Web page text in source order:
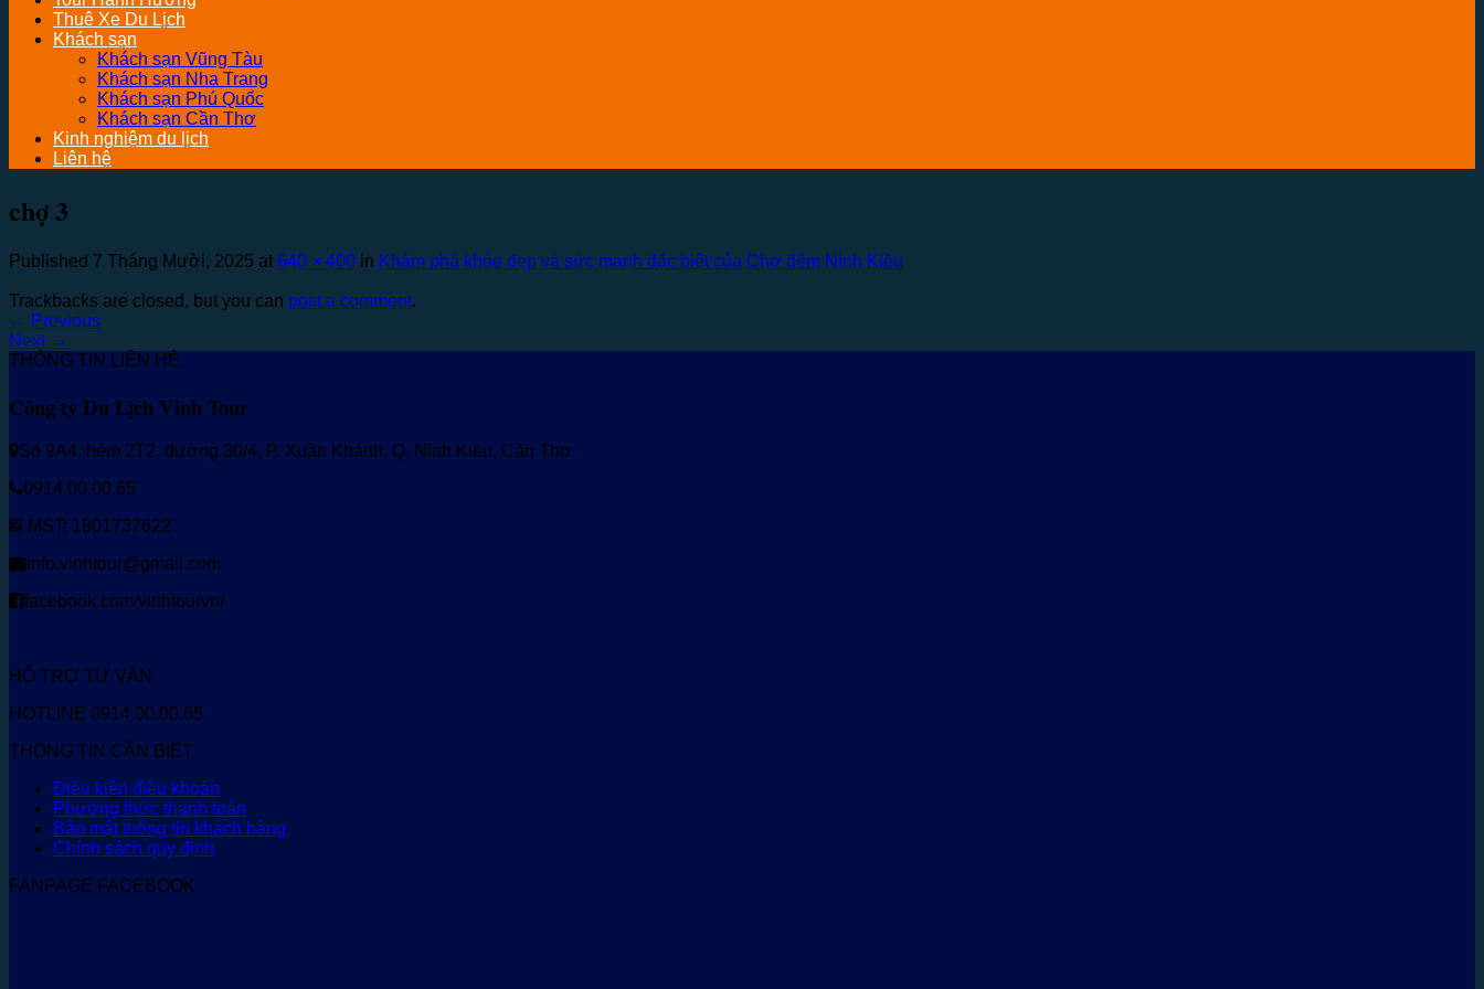
Thuê Xe Du Lịch
Khách sạn
Khách sạn Vũng Tàu
Khách sạn Nha Trang
Khách sạn Phú Quốc
Khách sạn Cần Thơ
Kinh nghiệm du lịch
Liên hệ
chợ 3
Published 7 Tháng Mười, 2025 at 640 × 400 in Khám phá khỏe đẹp và sức mạnh đặc biệt của Chợ đêm Ninh Kiều
Trackbacks are closed, but you can post a comment.
← Previous
Next →
THÔNG TIN LIÊN HỆ
Công ty Du Lịch Vinh Tour
Số 9A4, hẻm 2T2, đường 30/4, P. Xuân Khánh, Q. Ninh Kiều, Cần Thơ
0914.00.00.65
MST: 1801737622
info.vinhtour@gmail.com
facebook.com/vinhtourvn/
HỖ TRỢ TƯ VẤN
HOTLINE 0914.00.00.65
THÔNG TIN CẦN BIẾT
Điều kiện điều khoản
Phương thức thanh toán
Bảo mật thông tin khách hàng
Chính sách quy định
FANPAGE FACEBOOK